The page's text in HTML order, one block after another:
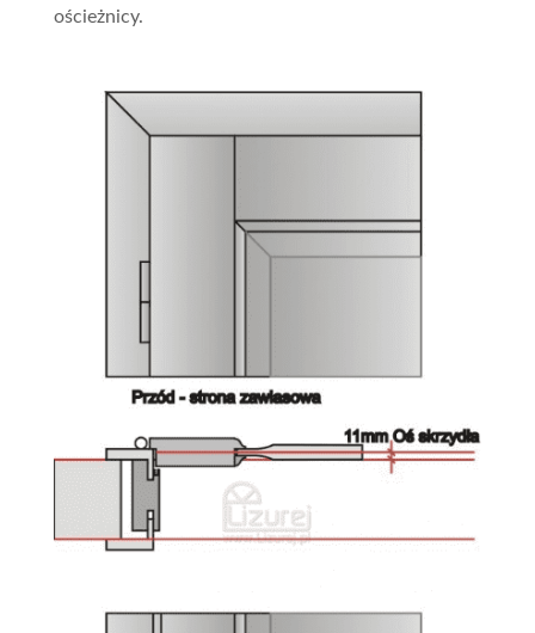
ościeżnicy.